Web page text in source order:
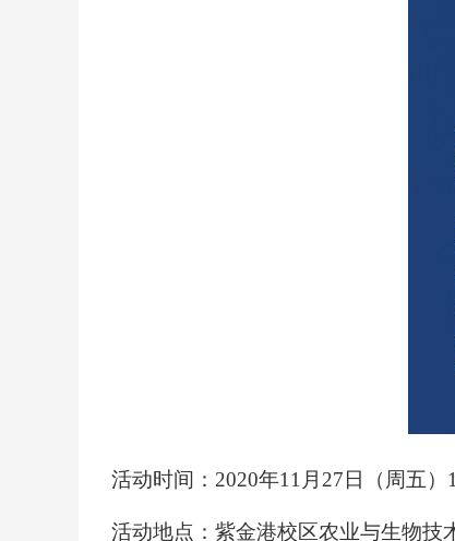
活动时间： 2020年11 月 27 日（周五）
活动地点： 紫金港校区农业与生物技